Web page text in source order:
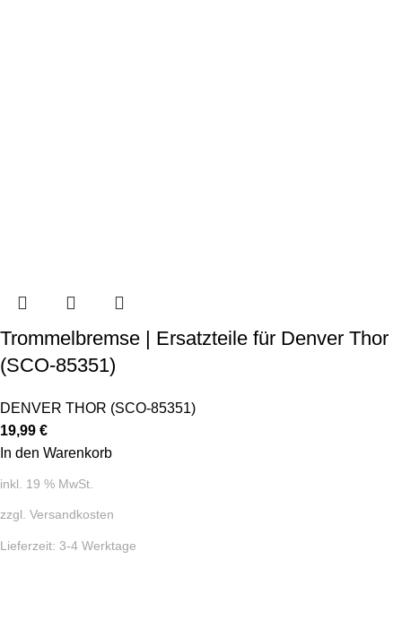
Trommelbremse | Ersatzteile für Denver Thor
(SCO-85351)
DENVER THOR (SCO-85351)
19,99 €
In den Warenkorb
inkl. 19 % MwSt.
zzgl. Versandkosten
Lieferzeit: 3-4 Werktage